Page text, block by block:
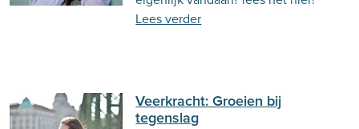
Lees verder
Veerkracht: Groeien bij
tegenslag